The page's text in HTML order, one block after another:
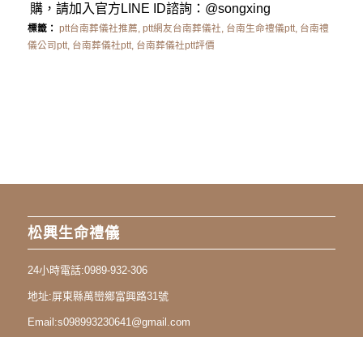
購，請加入官方LINE ID諮詢： @songxing
標籤： ptt台南葬儀社推薦 ptt網友台南葬儀社 台南生命禮儀ptt, 台南禮
儀公司ptt, 台南葬儀社ptt, 台南葬儀社ptt評價
松興生命禮儀
24小時電話:0989-932-306
地址:屏東縣萬巒鄉富興路31號
Email:s098993230641@gmail.com